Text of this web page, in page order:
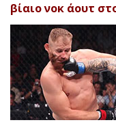
βίαιο νοκ άουτ